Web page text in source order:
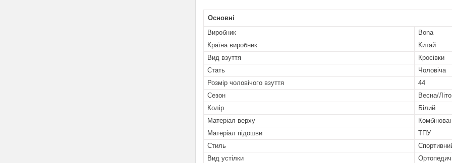
Основні
Виробник
Bona
Країна виробник
Китай
Вид взуття
Кросівки
Стать
Чоловіча
Розмір чоловічого взуття
44
Сезон
Весна/Літо
Колір
Білий
Матеріал верху
Матеріал підошви
ТПУ
Стиль
Вид устілки